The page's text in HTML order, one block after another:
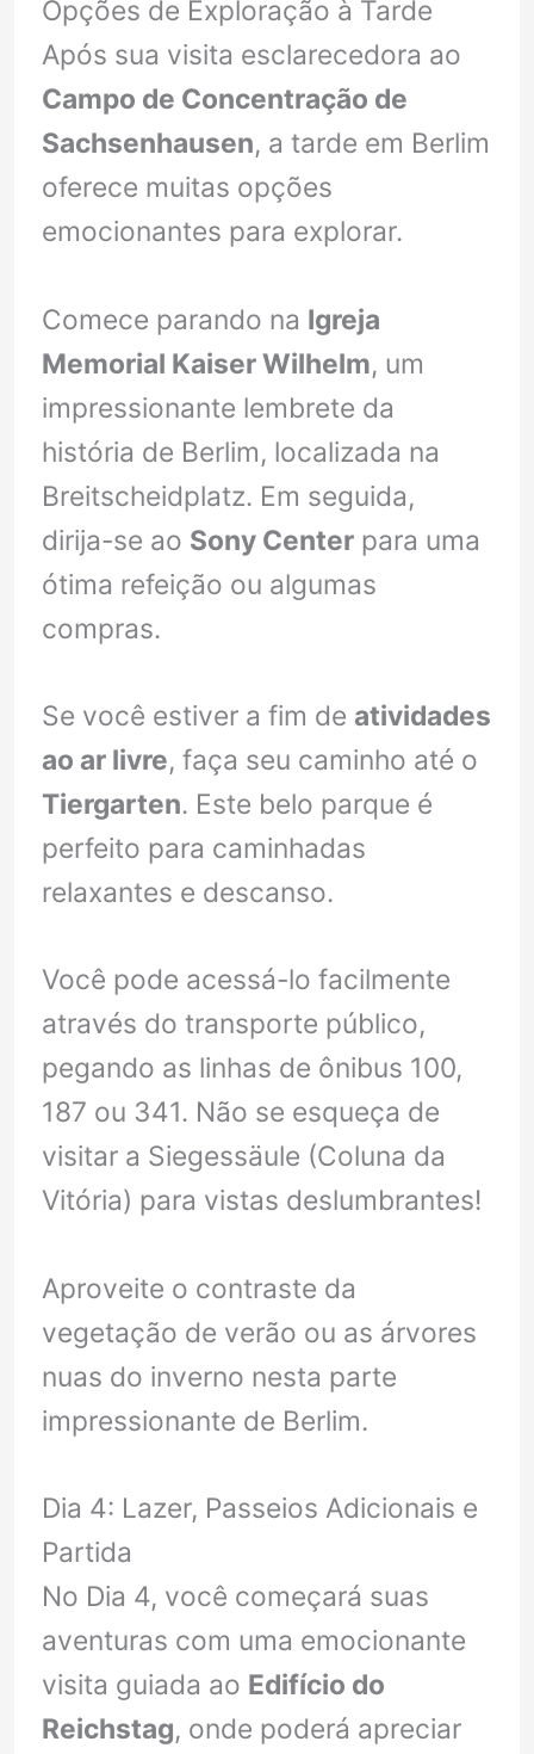
Opções de Exploração à Tarde
Após sua visita esclarecedora ao
Campo de Concentração de
Sachsenhausen, a tarde em Berlim
oferece muitas opções
emocionantes para explorar.
Comece parando na Igreja
Memorial Kaiser Wilhelm, um
impressionante lembrete da
história de Berlim, localizada na
Breitscheidplatz. Em seguida,
dirija-se ao Sony Center para uma
ótima refeição ou algumas
compras.
Se você estiver a fim de atividades
ao ar livre, faça seu caminho até o
Tiergarten. Este belo parque é
perfeito para caminhadas
relaxantes e descanso.
Você pode acessá-lo facilmente
através do transporte público,
pegando as linhas de ônibus 100,
187 ou 341. Não se esqueça de
visitar a Siegessäule (Coluna da
Vitória) para vistas deslumbrantes!
Aproveite o contraste da
vegetação de verão ou as árvores
nuas do inverno nesta parte
impressionante de Berlim.
Dia 4: Lazer, Passeios Adicionais e
Partida
No Dia 4, você começará suas
aventuras com uma emocionante
visita guiada ao Edifício do
Reichstag, onde poderá apreciar